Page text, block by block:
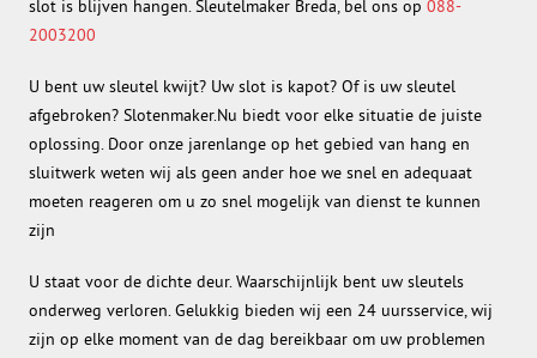
slot is blijven hangen. Sleutelmaker Breda, bel ons op 088-
2003200
U bent uw sleutel kwijt? Uw slot is kapot? Of is uw sleutel
afgebroken? Slotenmaker.Nu biedt voor elke situatie de juiste
oplossing. Door onze jarenlange op het gebied van hang en
sluitwerk weten wij als geen ander hoe we snel en adequaat
moeten reageren om u zo snel mogelijk van dienst te kunnen
zijn
U staat voor de dichte deur. Waarschijnlijk bent uw sleutels
onderweg verloren. Gelukkig bieden wij een 24 uursservice, wij
zijn op elke moment van de dag bereikbaar om uw problemen